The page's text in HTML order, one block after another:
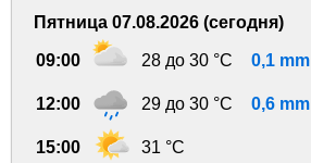
Пятница 07.08.2026 (сегодня)
09:00 28 до 30 °C 0,1 mm
12:00 29 до 30 °C 0,6 mm
15:00 31 °C